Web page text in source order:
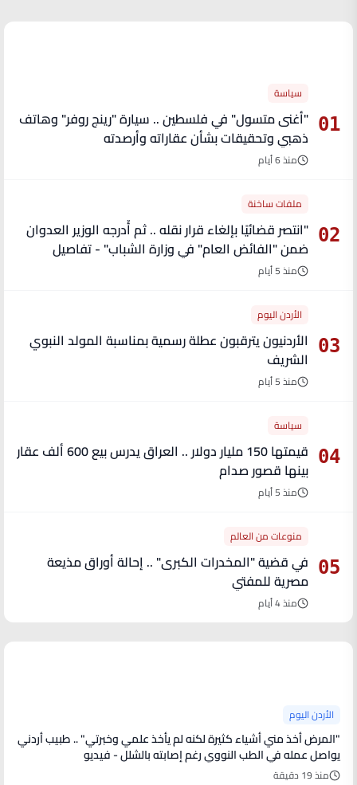
01
سياسة
"أغنى متسول" في فلسطين .. سيارة "رينج روفر" وهاتف
ذهبي وتحقيقات بشأن عقاراته وأرصدته
منذ 6 أيام
02
ملفات ساخنة
"انتصر قضائيًا بإلغاء قرار نقله .. ثم أُدرجه الوزير العدوان
ضمن "الفائض العام" في وزارة الشباب" - تفاصيل
منذ 5 أيام
03
الأردن اليوم
الأردنيون يترقبون عطلة رسمية بمناسبة المولد النبوي
الشريف
منذ 5 أيام
04
سياسة
قيمتها 150 مليار دولار .. العراق يدرس بيع 600 ألف عقار
بينها قصور صدام
منذ 5 أيام
05
منوعات من العالم
في قضية "المخدرات الكبرى" .. إحالة أوراق مذيعة
مصرية للمفتي
منذ 4 أيام
الأردن اليوم
"المرض أخذ مني أشياء كثيرة لكنه لم يأخذ علمي وخبرتي" .. طبيب أردني
يواصل عمله في الطب النووي رغم إصابته بالشلل - فيديو
منذ 19 دقيقة